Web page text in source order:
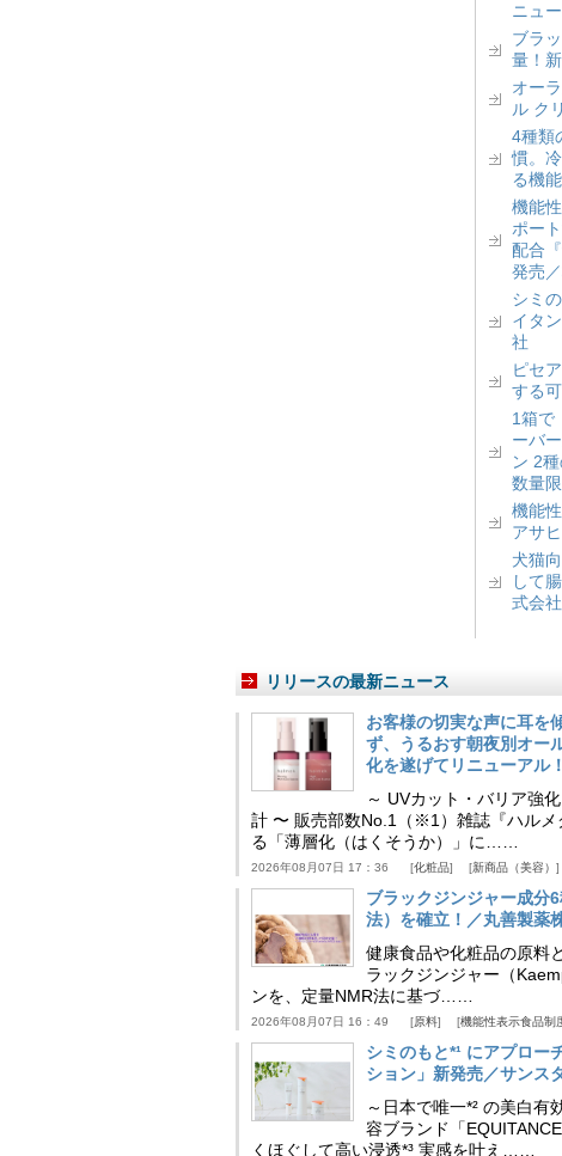
ニュ
ブラ
量！
オー
ル ク
4種類
慣。
る機
機能
ポー
配合
発売
シミ
イタ
社
ピセ
する
1箱で
ーバ
ン 2
数量
機能
アサ
犬猫
して
式会
リリースの最新ニュース
お客様の切実な声に耳を
ず、うるおす朝夜別オー
化を遂げてリニューアル
～ UVカット・バリア強
計 〜 販売部数No.1（※1）雑誌『ハルメ
る「薄層化（はくそうか）」に……
2026年08月07日 17：36 化粧品 新商品（美容）
ブラックジンジャー成分
法）を確立！／丸善製薬
健康食品や化粧品の原料
ラックジンジャー（
ンを、定量NMR法に基づ……
2026年08月07日 16：49 原料 機能性表示食品制
シミのもと*¹ にアプロー
ション」新発売／サンス
～日本で唯一*² の美白有
容ブランド「
くほぐして高い浸透*³ 実感を叶え……